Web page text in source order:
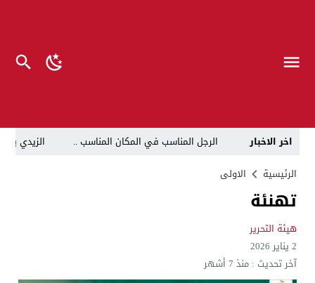
اخر الاخبار الرجل المناسب في المكان المناسب ..
الزيدي
بينهم ضابطان.. توقيف أربعة منتسبين بشرطة النجف
الرئيسية الاولى
تهنئة
هيئة التحرير
2 يناير 2026
آخر تحديث :منذ 7 أشهر